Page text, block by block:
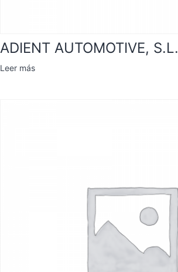
ADIENT AUTOMOTIVE, S.L.
Leer más